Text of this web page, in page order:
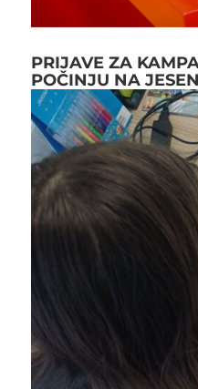
PRIJAVE ZA
POČINJU NA JESEN